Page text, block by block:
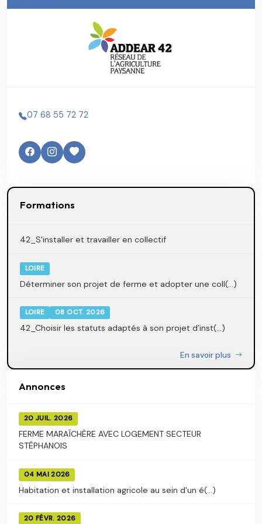
07 68 55 72 72
Formations
42_S'installer et travailler en collectif
LOIRE
Déterminer son projet de ferme et adopter une coll(...)
LOIRE 08 OCT. 2026
42_Choisir les statuts adaptés à son projet d’inst(...)
En savoir plus
Annonces
20 JUIL. 2026
FERME MARAÎCHÈRE AVEC LOGEMENT SECTEUR
STÉPHANOIS
04 MAI 2026
Habitation et installation agricole au sein d'un é(...)
20 FÉVR. 2026